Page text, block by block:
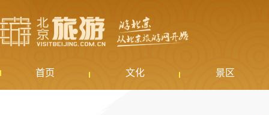
首页 文化 景区